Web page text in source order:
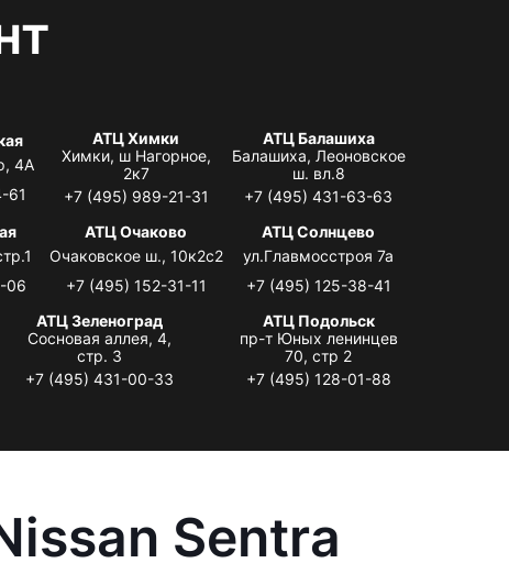
4А
61
АТЦ Химки
Химки, ш Нагорное,
2к7
+7 (495) 989-21-31
АТЦ Балашиха
Балашиха, Леоновское
ш. вл.8
+7 (495) 431-63-63
06
АТЦ Очаково
Очаковское ш., 10к2с2
+7 (495) 152-31-11
АТЦ Солнцево
ул.Главмосстроя 7а
+7 (495) 125-38-41
АТЦ Зеленоград
Сосновая аллея, 4,
стр. 3
+7 (495) 431-00-33
АТЦ Подольск
пр-т Юных ленинцев
70, стр 2
+7 (495) 128-01-88
Sentra